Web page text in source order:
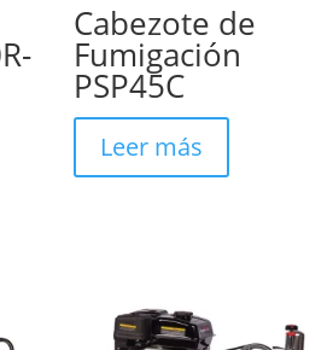
Cabezote de
Fumigación
PSP45C
Leer más